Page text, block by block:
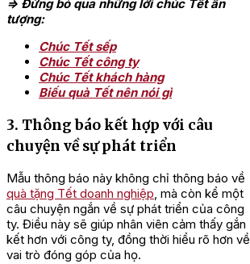
=> Đừng bỏ qua những lời chúc Tết ấn
tượng:
Chúc Tết sếp
Chúc Tết công ty
Chúc Tết khách hàng
Biếu quà Tết nên nói gì
3. Thông báo kết hợp với câu
chuyện về sự phát triển
Mẫu thông báo này không chỉ thông báo về
quà tặng Tết doanh nghiệp, mà còn kể một
câu chuyện ngắn về sự phát triển của công
ty. Điều này sẽ giúp nhân viên cảm thấy gắn
kết hơn với công ty, đồng thời hiểu rõ hơn về
vai trò đóng góp của họ.